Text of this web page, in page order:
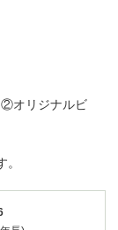
オリジナルビ